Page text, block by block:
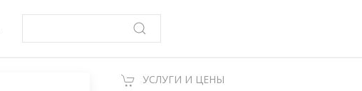
УСЛУГИ И ЦЕНЫ